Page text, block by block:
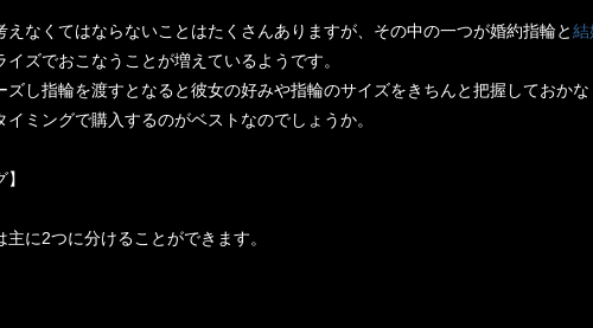
えなくてはならないことはたくさんありますが、その中の一つが婚約指輪と結
ズでおこなうことが増えているようです。
し指輪を渡すとなると彼女の好みや指輪のサイズをきちんと把握しておかな
ミングで購入するのがベストなのでしょうか。
に2つに分けることができます。